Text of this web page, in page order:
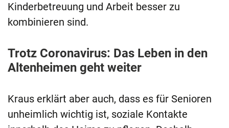
Kinderbetreuung und Arbeit besser zu
kombinieren sind.
Trotz Coronavirus: Das Leben in den
Altenheimen geht weiter
Kraus erklärt aber auch, dass es für Senioren
unheimlich wichtig ist, soziale Kontakte